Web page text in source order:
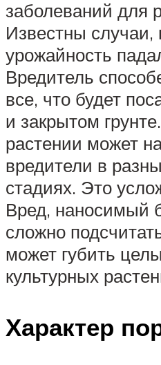
заболеваний для
Известны случаи,
урожайность
Вредитель
все, что будет
и закрытом
растении может
вредители в
стадиях. Это
Вред, наносимый
сложно
может губить
культурных
Характер